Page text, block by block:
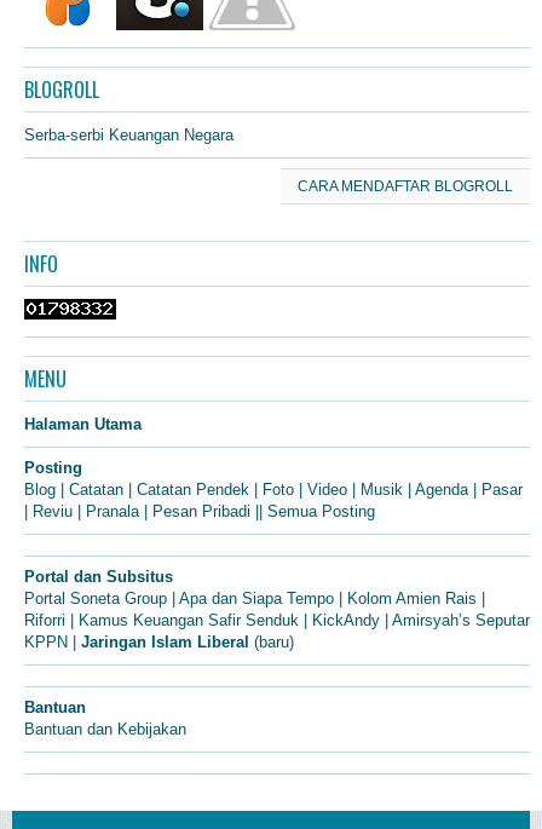
BLOGROLL
Serba-serbi Keuangan Negara
CARA MENDAFTAR BLOGROLL
INFO
MENU
Halaman Utama
Posting
Blog | Catatan | Catatan Pendek | Foto | Video | Musik | Agenda | Pasar
| Reviu | Pranala | Pesan Pribadi || Semua Posting
Portal dan Subsitus
Portal Soneta Group | Apa dan Siapa Tempo | Kolom Amien Rais |
Riforri | Kamus Keuangan Safir Senduk | KickAndy | Amirsyah’s Seputar
KPPN | Jaringan Islam Liberal (baru)
Bantuan
Bantuan dan Kebijakan